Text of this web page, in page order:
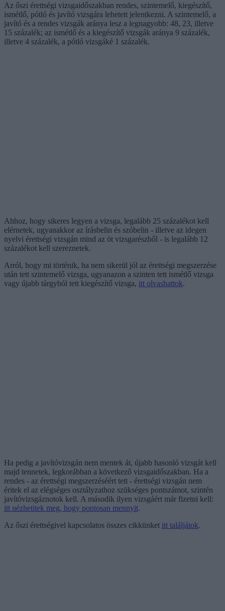
Az őszi érettségi vizsgaidőszakban rendes, szintemelő, kiegészítő,
ismétlő, pótló és javító vizsgára lehetett jelentkezni. A szintemelő, a
javító és a rendes vizsgák aránya lesz a legnagyobb: 48, 23, illetve
15 százalék; az ismétlő és a kiegészítő vizsgák aránya 9 százalék,
illetve 4 százalék, a pótló vizsgáké 1 százalék.
Ahhoz, hogy sikeres legyen a vizsga, legalább 25 százalékot kell
elérnetek, ugyanakkor az írásbelin és szóbelin - illetve az idegen
nyelvi érettségi vizsgán mind az öt vizsgarészből - is legalább 12
százalékot kell szereznetek.
Arról, hogy mi történik, ha nem sikerül jól az érettségi megszerzése
után tett szintemelő vizsga, ugyanazon a szinten tett ismétlő vizsga
vagy újabb tárgyból tett kiegészítő vizsga, itt olvashattok.
Ha pedig a javítóvizsgán nem mentek át, újabb hasonló vizsgát kell
majd tennetek, legkorábban a következő vizsgaidőszakban. Ha a
rendes - az érettségi megszerzéséért tett - érettségi vizsgán nem
éritek el az elégséges osztályzathoz szükséges pontszámot, szintén
javítóvizsgáznotok kell. A második ilyen vizsgáért már fizetni kell:
itt nézhetitek meg, hogy pontosan mennyit.
Az őszi érettségivel kapcsolatos összes cikkünket itt találjátok.